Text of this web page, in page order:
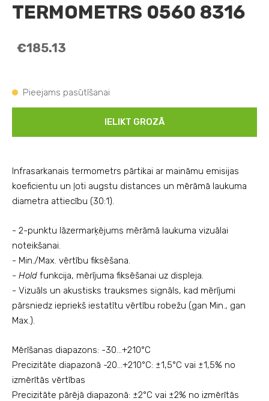
TERMOMETRS 0560 8316
€185.13
Pieejams pasūtīšanai
IELIKT GROZĀ
Infrasarkanais termometrs pārtikai ar maināmu emisijas
koeficientu un ļoti augstu distances un mērāmā laukuma
diametra attiecību (30:1).
- 2-punktu lāzermarķējums mērāmā laukuma vizuālai
noteikšanai.
- Min./Max. vērtību fiksēšana.
- Hold funkcija, mērījuma fiksēšanai uz displeja.
- Vizuāls un akustisks trauksmes signāls, kad mērījumi
pārsniedz iepriekš iestatītu vērtību robežu (gan Min., gan
Max.).
Mērīšanas diapazons: -30...+210°C
Precizitāte diapazonā -20...+210°C: ±1,5°C vai ±1,5% no
izmērītās vērtības
Precizitāte pārējā diapazonā: ±2°C vai ±2% no izmērītās